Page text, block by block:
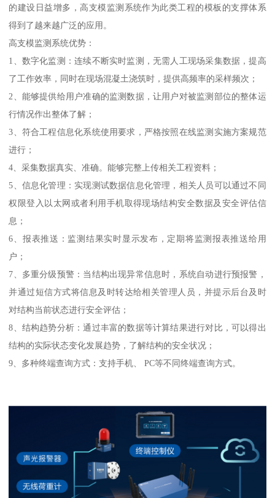
的建设日益增多，高支模监测系统作为此类工程的模板的支撑体系
得到了越来越广泛的应用。
高支模监测系统优势：
1、数字化监测：连续不断实时监测，无需人工现场采集数据，提高
了工作效率，同时在现场混凝土浇筑时，提供高频率的采样频次；
2、能够提供给用户准确的监测数据，让用户对被监测部位的整体运
行情况作出整体了解；
3、符合工程信息化系统使用要求，严格按照在线监测实施方案规范
进行；
4、采集数据真实、准确。能够完整上传相关工程资料；
5、信息化管理：实现测试数据信息化管理，相关人员可以通过不同
权限登入以太网或者利用手机取得现场结构安全数据及安全评估信
息；
6、报表推送：监测结果实时显示发布，定期将监测报表推送给用
户；
7、多重分级预警：当结构出现异常信息时，系统自动进行预报警，
并通过短信方式将信息及时转达给相关管理人员，并提示后台及时
对结构当前状态进行安全评估；
8、结构趋势分析：通过丰富的数据等计算结果进行对比，可以得出
结构的实际状态变化发展趋势，了解结构的安全状况；
9、多种终端查询方式：支持手机、 PC等不同终端查询方式。